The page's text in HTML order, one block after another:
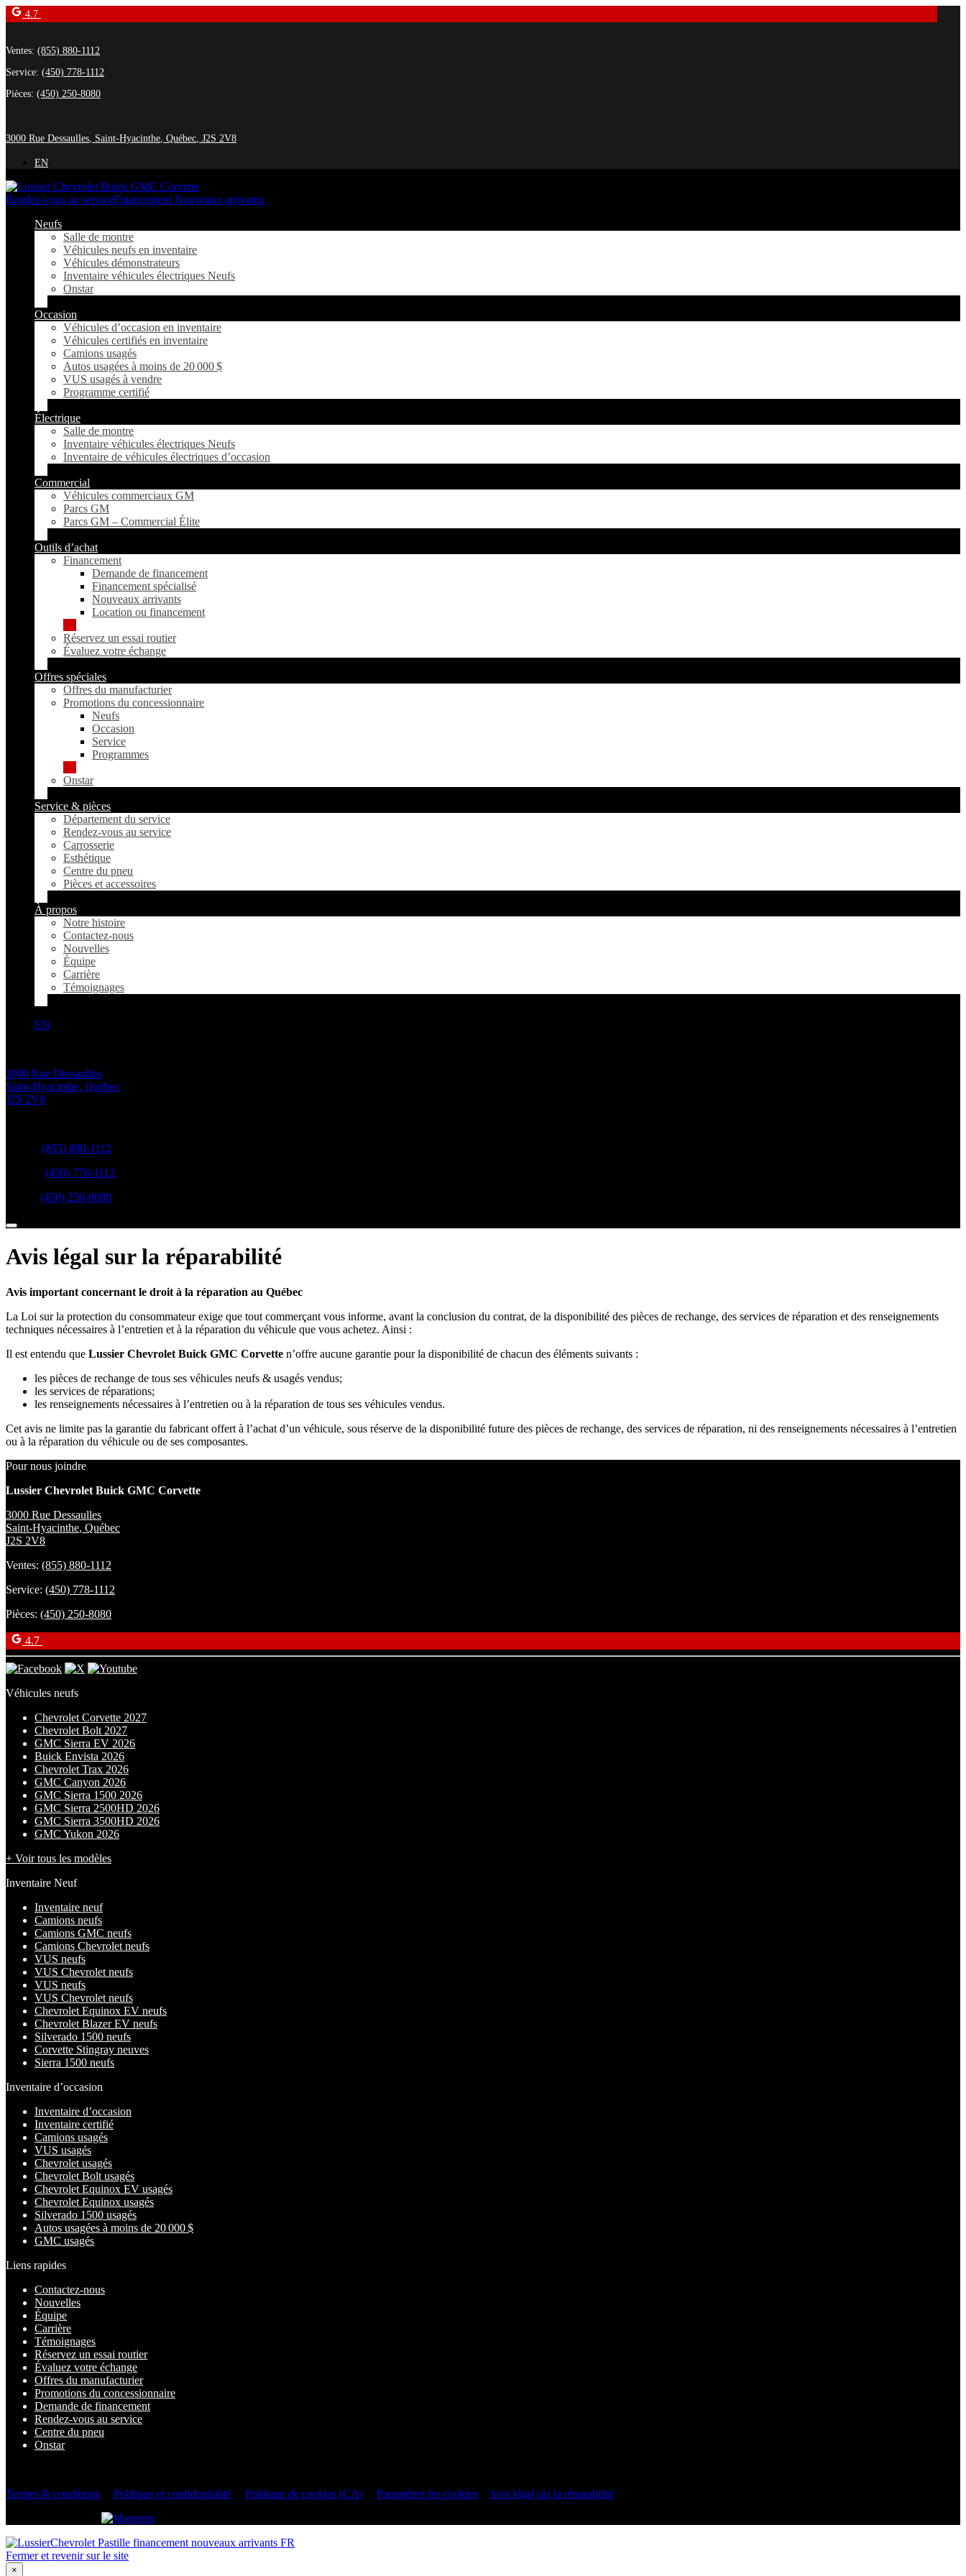
4.7
Ventes: (855) 880-1112
Service: (450) 778-1112
Pièces: (450) 250-8080
3000 Rue Dessaulles, Saint-Hyacinthe, Québec, J2S 2V8
EN
Rendez-vous au serviceFinancement Nouveaux arrivants
Neufs
Salle de montre
Véhicules neufs en inventaire
Véhicules démonstrateurs
Inventaire véhicules électriques Neufs
Onstar
Occasion
Véhicules d’occasion en inventaire
Véhicules certifiés en inventaire
Camions usagés
Autos usagées à moins de 20 000 $
VUS usagés à vendre
Programme certifié
Électrique
Salle de montre
Inventaire véhicules électriques Neufs
Inventaire de véhicules électriques d’occasion
Commercial
Véhicules commerciaux GM
Parcs GM
Parcs GM – Commercial Élite
Outils d’achat
Financement
Demande de financement
Financement spécialisé
Nouveaux arrivants
Location ou financement
Réservez un essai routier
Évaluez votre échange
Offres spéciales
Offres du manufacturier
Promotions du concessionnaire
Neufs
Occasion
Service
Programmes
Onstar
Service & pièces
Département du service
Rendez-vous au service
Carrosserie
Esthétique
Centre du pneu
Pièces et accessoires
À propos
Notre histoire
Contactez-nous
Nouvelles
Équipe
Carrière
Témoignages
EN
3000 Rue Dessaulles
Saint-Hyacinthe, Québec
J2S 2V8
(855) 880-1112
(450) 778-1112
(450) 250-8080
Avis légal sur la réparabilité
Avis important concernant le droit à la réparation au Québec
La Loi sur la protection du consommateur exige que tout commerçant vous informe, avant la conclusion du contrat, de la disponibilité des pièces de rechange, des services de réparation et des renseignements
techniques nécessaires à l’entretien et à la réparation du véhicule que vous achetez. Ainsi :
Il est entendu que Lussier Chevrolet Buick GMC Corvette n’offre aucune garantie pour la disponibilité de chacun des éléments suivants :
les pièces de rechange de tous ses véhicules neufs & usagés vendus;
les services de réparations;
les renseignements nécessaires à l’entretien ou à la réparation de tous ses véhicules vendus.
Cet avis ne limite pas la garantie du fabricant offert à l’achat d’un véhicule, sous réserve de la disponibilité future des pièces de rechange, des services de réparation, ni des renseignements nécessaires à l’entretien
ou à la réparation du véhicule ou de ses composantes.
Pour nous joindre
Lussier Chevrolet Buick GMC Corvette
3000 Rue Dessaulles
Saint-Hyacinthe, Québec
J2S 2V8
Ventes: (855) 880-1112
Service: (450) 778-1112
Pièces: (450) 250-8080
4.7
Véhicules neufs
Chevrolet Corvette 2027
Chevrolet Bolt 2027
GMC Sierra EV 2026
Buick Envista 2026
Chevrolet Trax 2026
GMC Canyon 2026
GMC Sierra 1500 2026
GMC Sierra 2500HD 2026
GMC Sierra 3500HD 2026
GMC Yukon 2026
+ Voir tous les modèles
Inventaire Neuf
Inventaire neuf
Camions neufs
Camions GMC neufs
Camions Chevrolet neufs
VUS neufs
VUS Chevrolet neufs
VUS neufs
VUS Chevrolet neufs
Chevrolet Equinox EV neufs
Chevrolet Blazer EV neufs
Silverado 1500 neufs
Corvette Stingray neuves
Sierra 1500 neufs
Inventaire d’occasion
Inventaire d’occasion
Inventaire certifié
Camions usagés
VUS usagés
Chevrolet usagés
Chevrolet Bolt usagés
Chevrolet Equinox EV usagés
Chevrolet Equinox usagés
Silverado 1500 usagés
Autos usagées à moins de 20 000 $
GMC usagés
Liens rapides
Contactez-nous
Nouvelles
Équipe
Carrière
Témoignages
Réservez un essai routier
Évaluez votre échange
Offres du manufacturier
Promotions du concessionnaire
Demande de financement
Rendez-vous au service
Centre du pneu
Onstar
Termes & conditions
Politique et confidentialité Politique de cookies (CA) Paramétrer les cookies
Avis légal sur la réparabilité
Fermer et revenir sur le site
×